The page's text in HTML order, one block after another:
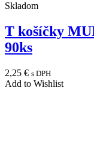
Skladom
T košíčky
90ks
2,25 € s DPH
Add to Wishlist